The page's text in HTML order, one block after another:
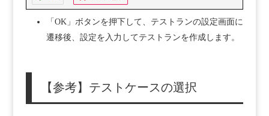
「OK」ボタンを押下して、テストランの設定画面に
遷移後、設定を入力してテストランを作成します。
【参考】テストケースの選択